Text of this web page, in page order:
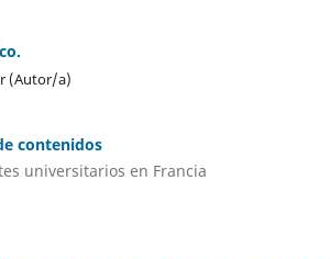
(Autor/a)
contenidos
universitarios en Francia